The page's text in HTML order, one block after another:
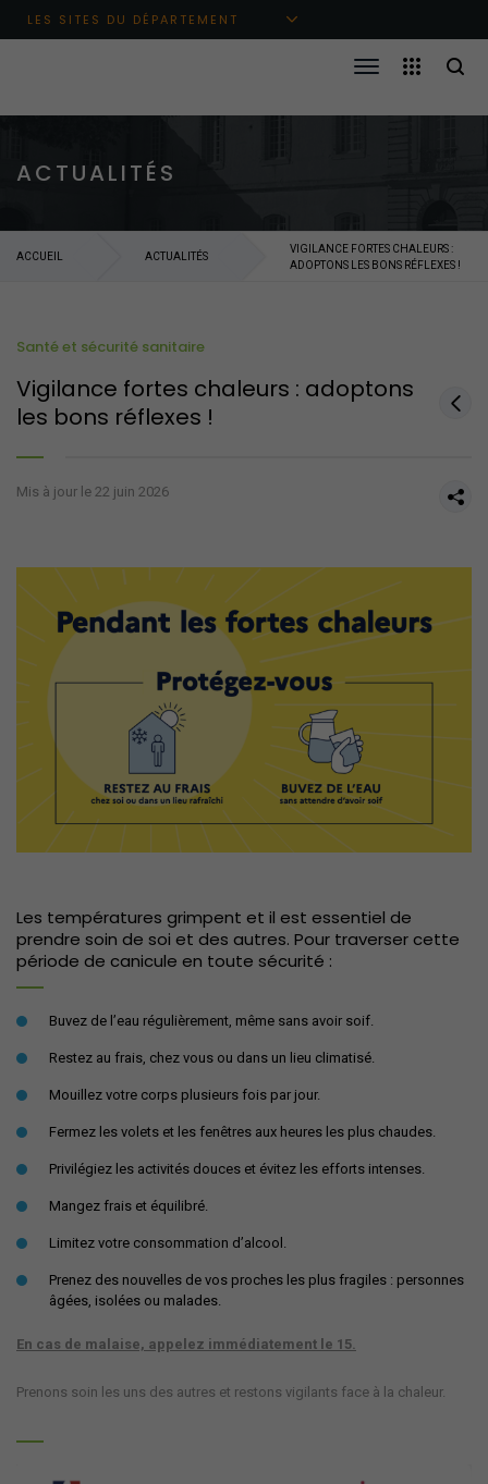
Aller au menu principal
Aller au contenu
Aller à la recherche
LES SITES DU DÉPARTEMENT
ACTUALITÉS
ACCUEIL ACTUALITÉS
VIGILANCE FORTES CHALEURS :
ADOPTONS LES BONS RÉFLEXES !
Santé et sécurité sanitaire
Vigilance fortes chaleurs : adoptons
les bons réflexes !
Mis à jour le 22 juin 2026
Les températures grimpent et il est essentiel de
prendre soin de soi et des autres. Pour traverser cette
période de canicule en toute sécurité :
Buvez de l’eau régulièrement, même sans avoir soif.
Restez au frais, chez vous ou dans un lieu climatisé.
Mouillez votre corps plusieurs fois par jour.
Fermez les volets et les fenêtres aux heures les plus chaudes.
Privilégiez les activités douces et évitez les efforts intenses.
Mangez frais et équilibré.
Limitez votre consommation d’alcool.
Prenez des nouvelles de vos proches les plus fragiles : personnes
âgées, isolées ou malades.
En cas de malaise, appelez immédiatement le 15.
Prenons soin les uns des autres et restons vigilants face à la chaleur.